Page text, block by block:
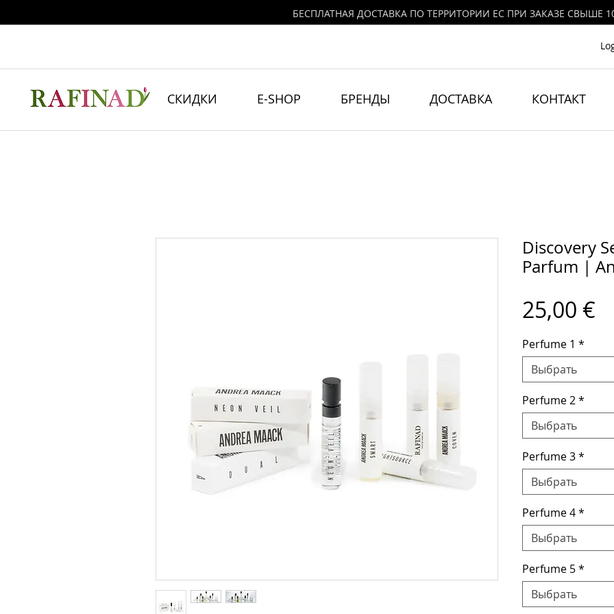
БЕСПЛАТНАЯ ДОСТАВКА ПО ТЕРРИТОРИИ ЕС ПРИ ЗАКАЗЕ СВЫШЕ
СКИДКИ E-SHOP БРЕНДЫ ДОСТАВКА КОНТАКТ
Discovery
Parfum |
25,00 €
Perfume 1 *
Выбрать
Perfume 2*
Выбрать
Perfume 3*
Выбрать
Perfume 4*
Выбрать
Perfume 5*
Выбрать